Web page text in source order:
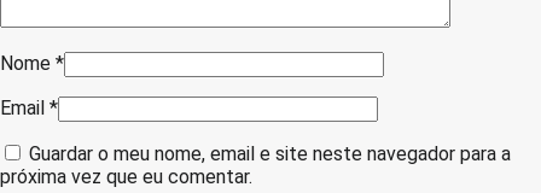
Nome *
Email *
Guardar o meu nome, email e site neste navegador para a
próxima vez que eu comentar.